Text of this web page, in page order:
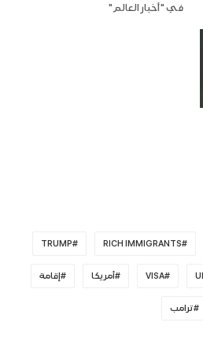
في "أخبار العالم"
RICH IMMIGRANTS
TRUMP
VISA أمريكا إقامة
ترامب